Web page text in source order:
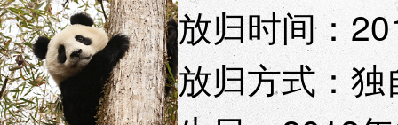
放归时间：
放归方式：独